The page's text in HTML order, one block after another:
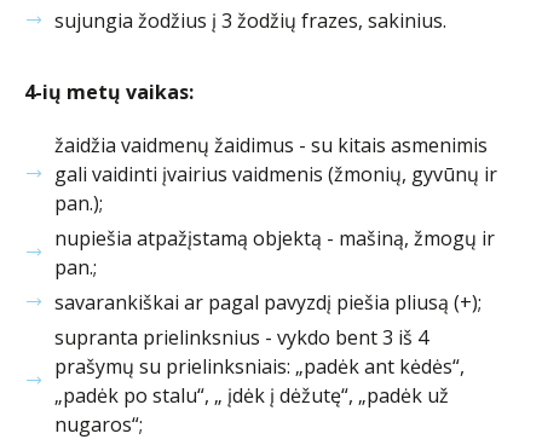
sujungia žodžius į 3 žodžių frazes, sakinius.
4-ių metų vaikas:
žaidžia vaidmenų žaidimus - su kitais asmenimis
gali vaidinti įvairius vaidmenis (žmonių, gyvūnų ir
pan.);
nupiešia atpažįstamą objektą - mašiną, žmogų ir
pan.;
savarankiškai ar pagal pavyzdį piešia pliusą (+);
supranta prielinksnius - vykdo bent 3 iš 4
prašymų su prielinksniais: „padėk ant kėdės“,
„padėk po stalu“, „ įdėk į dėžutę“, „padėk už
nugaros“;